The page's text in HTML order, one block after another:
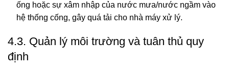
ống hoặc sự xâm nhập của nước mưa/nước ngầm vào
hệ thống cống, gây quá tải cho nhà máy xử lý.
4.3. Quản lý môi trường và tuân thủ quy
định